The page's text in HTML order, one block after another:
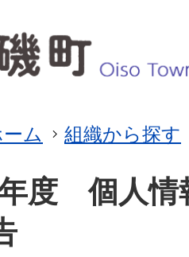
ム 組織から探す
度 個人情